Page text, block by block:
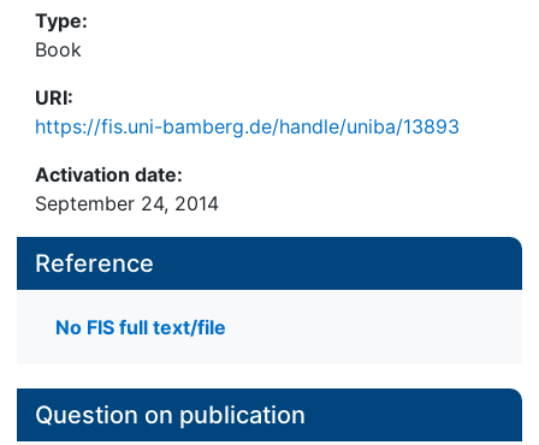
Type:
Book
URI:
https://fis.uni-bamberg.de/handle/uniba/13893
Activation date:
September 24, 2014
Reference
No FIS full text/file
Question on publication